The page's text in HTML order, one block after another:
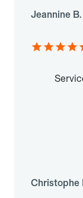
Jeannine B.
Christophe